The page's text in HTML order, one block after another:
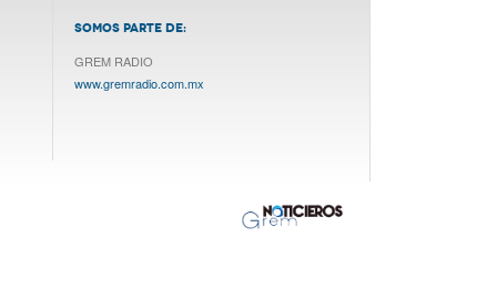
SOMOS PARTE DE:
GREM RADIO
www.gremradio.com.mx